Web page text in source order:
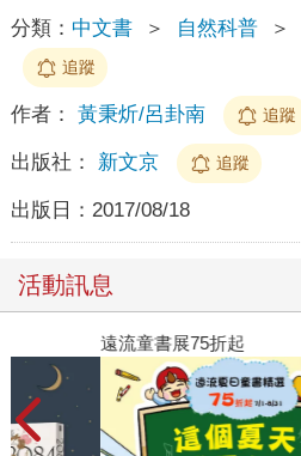
分類： 中文書 ＞ 自然科普 ＞
追蹤
作者： 黃秉炘/呂卦南 追蹤
出版社： 新文京 追蹤
出版日： 2017/08/18
活動訊息
遠流童書展75折起